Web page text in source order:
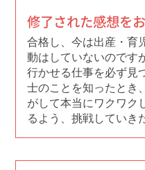
修了された感想を
合格し、今は出産・育
動はしていないのです
行かせる仕事を必ず見
士のことを知ったとき
がして本当にワクワク
るよう、挑戦していき